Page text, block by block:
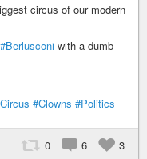
circus of our modern
#Berlusconi with a dumb
#Clowns #Politics
0 6 3